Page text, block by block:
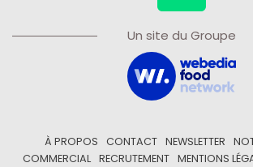
Un site du Groupe
À PROPOS CONTACT NEWSLETTER
COMMERCIAL
RECRUTEMENT MENTIONS